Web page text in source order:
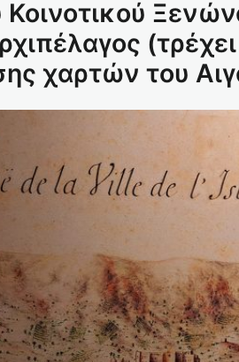
Κοινοτικού
χαρτών του